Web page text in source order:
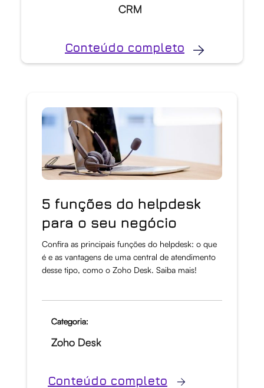
CRM
Conteúdo completo
5 funções do helpdesk
para o seu negócio
Confira as principais funções do helpdesk: o que
é e as vantagens de uma central de atendimento
desse tipo, como o Zoho Desk. Saiba mais!
Categoria:
Zoho Desk
Conteúdo completo